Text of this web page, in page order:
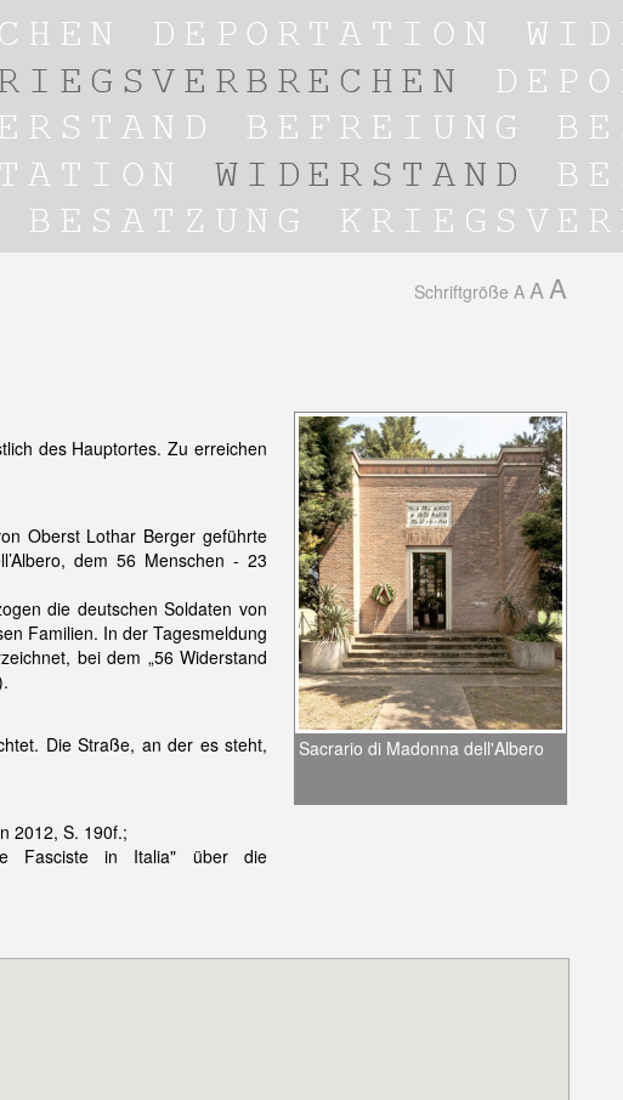
Schriftgröße A A A
Sacrario di Madonna dell'Albero
des Hauptortes. Zu erreichen
Oberst Lothar Berger geführte
dem 56 Menschen - 23
die deutschen Soldaten von
Familien. In der Tagesmeldung
bei dem „56 Widerstand
Die Straße, an der es steht,
2012, S. 190f.;
e Fasciste in Italia" über die